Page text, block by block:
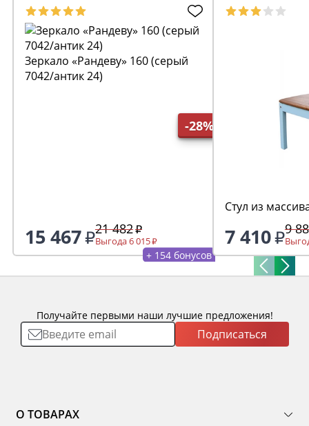
-28%
Зеркало «Рандеву» 160 (серый
7042/антик 24)
15 467 21 482
Выгода 6 015
+ 154 бонусов
Стул из
7 410 9
Получайте первыми наши лучшие предложения!
Подписаться
О ТОВАРАХ